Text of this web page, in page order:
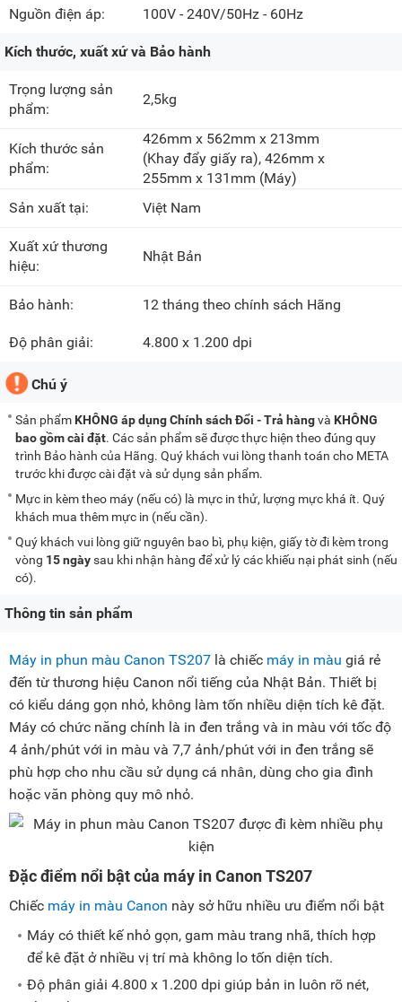
Nguồn điện áp: 100V - 240V/50Hz - 60Hz
Kích thước, xuất xứ và Bảo hành
Trọng lượng sản
phẩm:
2,5kg
Kích thước sản
phẩm:
426mm x 562mm x 213mm
(Khay đẩy giấy ra),426mm x
255mm x 131mm (Máy)
Sản xuất tại:
Việt Nam
Xuất xứ thương
hiệu:
Nhật Bản
Bảo hành: 12 tháng theo chính sách Hãng
Độ phân giải: 4.800 x 1.200 dpi
Chú ý
Sản phẩm KHÔNG áp dụng Chính sách Đổi - Trả hàngvà KHÔNG
bao gồm cài đặt. Các sản phẩm sẽ được thực hiện theo đúng quy
trình Bảo hành của Hãng. Quý khách vui lòng thanh toán cho META
trước khi được cài đặt và sử dụng sản phẩm.
Mực in kèm theo máy (nếu có) là mực in thử, lượng mực khá ít. Quý
khách mua thêm mực in (nếu cần).
Quý khách vui lòng giữ nguyên bao bì, phụ kiện, giấy tờ đi kèm trong
vòng 15 ngàysau khi nhận hàng để xử lý các khiếu nại phát sinh (nếu
có).
Thông tin sản phẩm
Máy in phun màu Canon TS207 là chiếc máy in màu giá rẻ
đến từ thương hiệu Canon nổi tiếng của Nhật Bản. Thiết bị
có kiểu dáng gọn nhỏ, không làm tốn nhiều diện tích kê đặt.
Máy có chức năng chính là in đen trắng và in màu với tốc độ
4 ảnh/phút với in màu và 7,7 ảnh/phút với in đen trắng sẽ
phù hợp cho nhu cầu sử dụng cá nhân, dùng cho gia đình
hoặc văn phòng quy mô nhỏ.
Đặc điểm nổi bật của máy in Canon TS207
Chiếc máy in màu Canon này sở hữu nhiều ưu điểm nổi bật
Máy có thiết kế nhỏ gọn, gam màu trang nhã, thích hợp
để kê đặt ở nhiều vị trí mà không lo tốn diện tích.
Độ phân giải 4.800 x 1.200 dpi giúp bản in luôn rõ nét,